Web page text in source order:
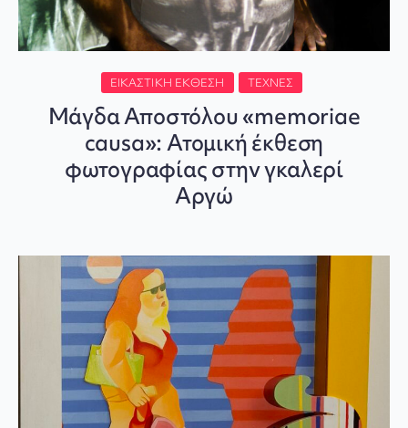
ΕΙΚΑΣΤΙΚΉ ΈΚΘΕΣΗ ΤΈΧΝΕΣ
Μάγδα Αποστόλου «memoriae
causa»: Ατομική έκθεση
φωτογραφίας στην γκαλερί
Αργώ